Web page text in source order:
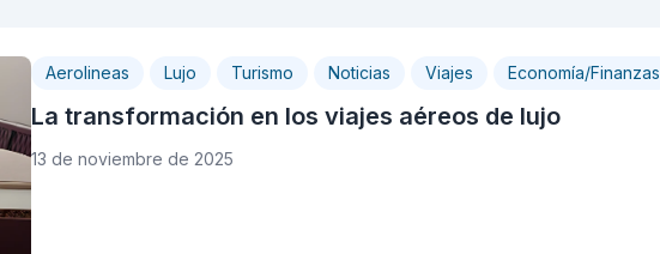
Aerolineas Lujo Turismo Noticias Viajes Economía/Finanzas
La transformación en los viajes aéreos de lujo
13 de noviembre de 2025